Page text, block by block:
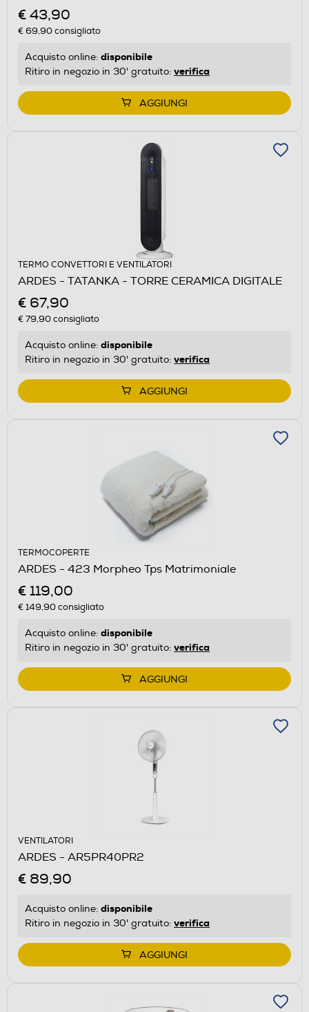
€ 43,90
€ 69,90consigliato
Acquisto online: disponibile
Ritiro in negozio in 30' gratuito: verifica
AGGIUNGI
TERMO CONVETTORI E VENTILATORI
ARDES - TATANKA - TORRE CERAMICA DIGITALE
€ 67,90
€ 79,90consigliato
Acquisto online: disponibile
Ritiro in negozio in 30' gratuito: verifica
AGGIUNGI
TERMOCOPERTE
ARDES - 423 Morpheo Tps Matrimoniale
€ 119,00
€ 149,90consigliato
Acquisto online: disponibile
Ritiro in negozio in 30' gratuito: verifica
AGGIUNGI
VENTILATORI
ARDES - AR5PR40PR2
€ 89,90
Acquisto online: disponibile
Ritiro in negozio in 30' gratuito: verifica
AGGIUNGI